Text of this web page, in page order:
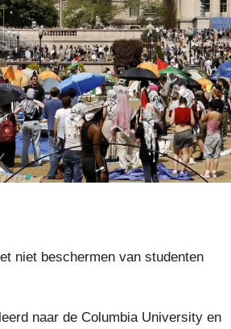
niet beschermen van studenten
naar de Columbia University en